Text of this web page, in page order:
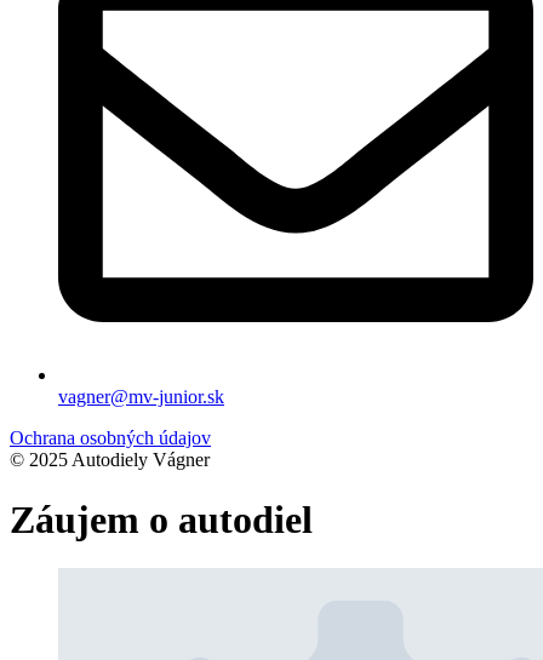
vagner@mv-junior.sk
Ochrana osobných údajov
© 2025 Autodiely Vágner
Záujem o autodiel